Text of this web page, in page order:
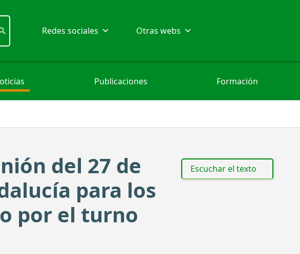
Redes sociales Otras webs
Publicaciones Formación
del 27 de
para los
por el turno
Escuchar el texto